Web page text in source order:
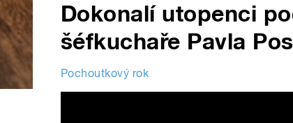
Dokonalí utopenci
šéfkuchaře Pavla
Pochoutkový rok